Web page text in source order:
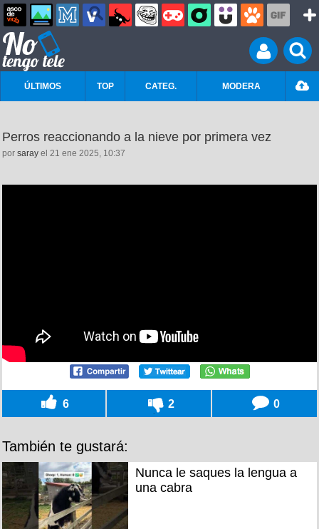
ÚLTIMOS TOP CATEG. MODERA
Perros reaccionando a la nieve por primera vez
por saray el 21 ene 2025, 10:37
6 2 0
También te gustará:
Nunca le saques la lengua a
una cabra